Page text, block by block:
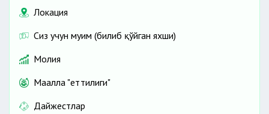
Локация
Сиз учун муҳим (билиб қўйган яхши)
Молия
Маҳалла "еттилиги"
Дайжестлар